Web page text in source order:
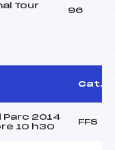
Tour
96
Cat.
Parc 2014
10 h30
FFS